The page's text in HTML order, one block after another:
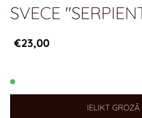
SVECE
€23,00
IELIKT GROZĀ